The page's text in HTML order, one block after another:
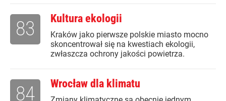
Kultura ekologii
Kraków jako pierwsze polskie miasto mocno
skoncentrował się na kwestiach ekologii,
zwłaszcza ochrony jakości powietrza.
83
Wrocław dla klimatu
84